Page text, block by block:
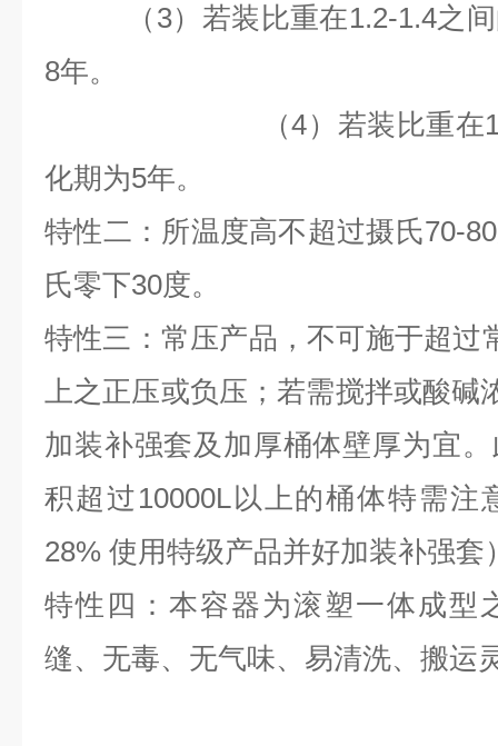
（3）若装比重在1.2-1.4之间
8年。
（4）若装比重在1.4以
化期为5年。
特性二：所温度高不超过摄氏70-
氏零下30度。
特性三：常压产品，不可施于超过
上之正压或负压；若需搅拌或酸碱
加装补强套及加厚桶体壁厚为宜
积超过10000L以上的桶体特需注
28% 使用特级产品并好加装补强套
特性四：本容器为滚塑一体成型
缝、无毒、无气味、易清洗、搬运